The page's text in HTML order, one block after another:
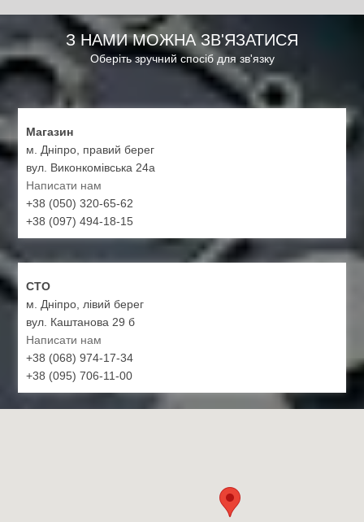
З НАМИ МОЖНА ЗВ'ЯЗАТИСЯ
Оберіть зручний спосіб для зв'язку
Магазин
м. Дніпро, правий берег
вул. Виконкомівська 24а
Написати нам
+38 (050) 320-65-62
+38 (097) 494-18-15
СТО
м. Дніпро, лівий берег
вул. Каштанова 29 б
Написати нам
+38 (068) 974-17-34
+38 (095) 706-11-00